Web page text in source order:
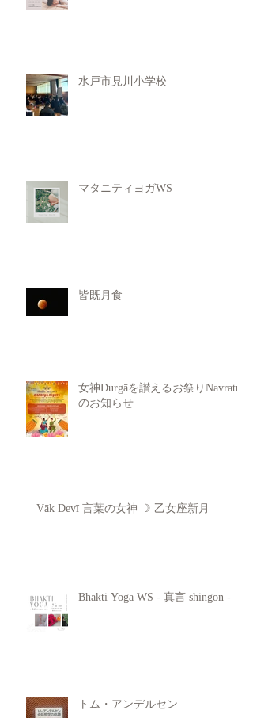
水戸市見川小学校
マタニティヨガWS
皆既月食
女神Durgāを讃えるお祭りNavratri
のお知らせ
Vāk Devī 言葉の女神 ☽ 乙女座新月
Bhakti Yoga WS - 真言 shingon -
トム・アンデルセン